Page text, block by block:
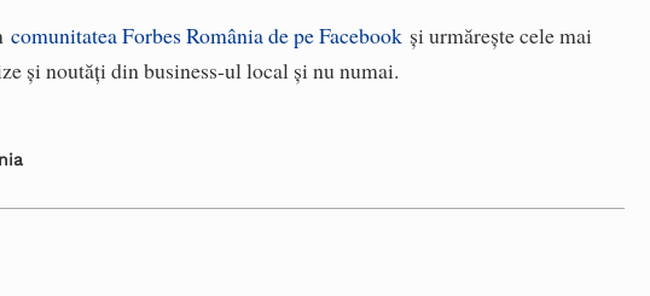
comunitatea Forbes România de pe Facebook și urmărește cele mai
și noutăți din business-ul local și nu numai.